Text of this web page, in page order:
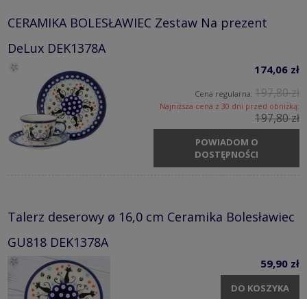
CERAMIKA BOLESŁAWIEC Zestaw Na prezent
DeLux DEK1378A
174,06 zł
Cena regularna: 197,80 zł
Najniższa cena z 30 dni przed obniżką:
197,80 zł
POWIADOM O
DOSTĘPNOŚCI
Talerz deserowy ø 16,0 cm Ceramika Bolesławiec
GU818 DEK1378A
59,90 zł
DO KOSZYKA